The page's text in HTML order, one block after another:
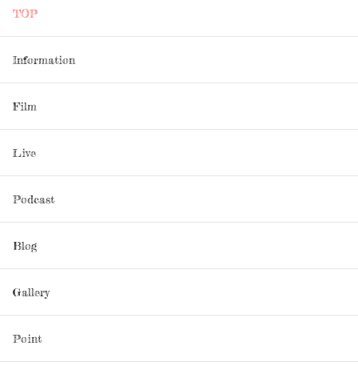
TOP
Information
Film
Live
Podcast
Blog
Gallery
Point